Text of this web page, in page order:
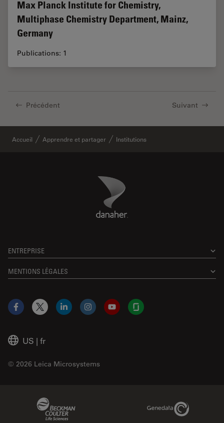
Max Planck Institute for Chemistry,
Multiphase Chemistry Department, Mainz,
Germany
Publications: 1
Précédent Suivant
Accueil Apprendre et partager Institutions
Danaher Logo
ENTREPRISE
MENTIONS LÉGALES
US | fr
© 2026 Leica Microsystems
Facebook
X LinkedInInstagramYouTubeGlassdoor
Genedata Link